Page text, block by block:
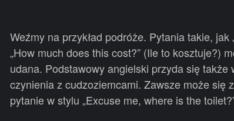
Weźmy na przykład podróże. Pytania takie,
„How much does this cost?” (Ile to kosztuje?)
udana. Podstawowy angielski przyda się
czynienia z cudzoziemcami. Zawsze może się
pytanie w stylu „Excuse me, where is the